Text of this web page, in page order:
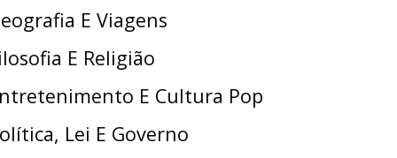
E Viagens
E Religião
E Cultura Pop
Lei E Governo